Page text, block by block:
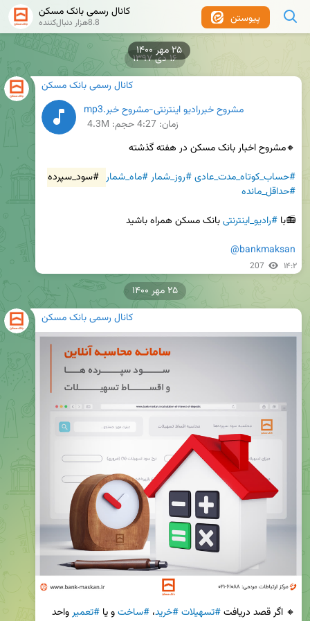
۲۵ مهر ۱۴۰۰
پیوستن کانال رسمی بانک مسکن
8.8هزار دنبال‌کننده
کانال رسمی بانک مسکن
مشروح خبررادیو اینترنتی-مشروح خبر.mp3
زمان: 4:27حجم: 4.3M
#حساب_کوتاه_مدت_عادی#روز_شمار#ماه_شمار #سود_سپرده
#حداقل_مانده
📻با #رادیو_اینترنتی
@bankmaksan
207 ۱۴:۲
۱۶ دی ۱۳۹۷
کانال رسمی بانک مسکن
🔸 اگر قصد دریافت #تسهیلات#خرید، #ساخت و یا #تعمیر
۲۵ مهر ۱۴۰۰